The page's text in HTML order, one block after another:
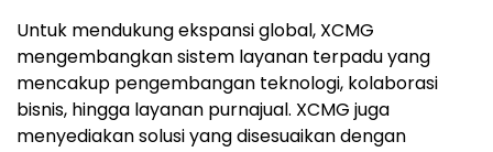
Untuk mendukung ekspansi global, XCMG
mengembangkan sistem layanan terpadu yang
mencakup pengembangan teknologi, kolaborasi
bisnis, hingga layanan purnajual. XCMG juga
menyediakan solusi yang disesuaikan dengan